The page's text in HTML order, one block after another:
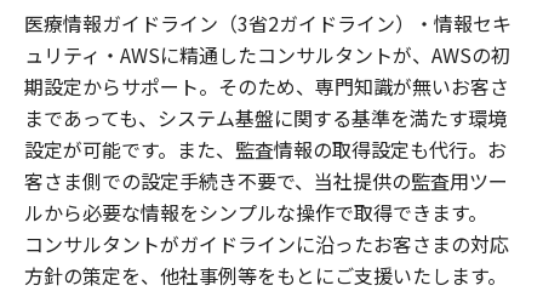
医療情報ガイドライン（3省2ガイドライン）・情報セキ
ュリティ・AWSに精通したコンサルタントが、AWSの初
期設定からサポート。そのため、専門知識が無いお客さ
まであっても、システム基盤に関する基準を満たす環境
設定が可能です。また、監査情報の取得設定も代行。お
客さま側での設定手続き不要で、当社提供の監査用ツー
ルから必要な情報をシンプルな操作で取得できます。
コンサルタントがガイドラインに沿ったお客さまの対応
方針の策定を、他社事例等をもとにご支援いたします。